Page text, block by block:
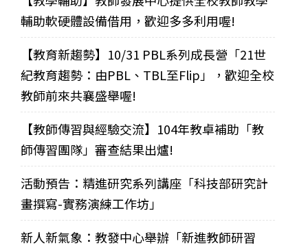
輔助軟硬體設備借用，歡迎多多利用喔!
【教育新趨勢】10/31 PBL系列成長營「21世
紀教育趨勢：由PBL、TBL至Flip」，歡迎全校
教師前來共襄盛舉喔!
【教師傳習與經驗交流】104年教卓補助「教
師傳習團隊」審查結果出爐!
活動預告：精進研究系列講座「科技部研究計
畫撰寫-實務演練工作坊」
新人新氣象：教發中心舉辦「新進教師研習